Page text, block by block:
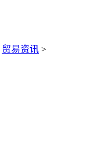
贸易资讯 >